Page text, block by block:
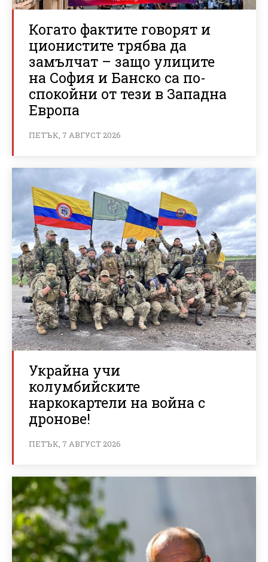
Когато фактите говорят и
ционистите трябва да
замълчат – защо улиците
на София и Банско са по-
спокойни от тези в Западна
Европа
ПЕТЪК, 7 АВГУСТ 2026
Украйна учи
колумбийските
наркокартели на война с
дронове!
ПЕТЪК, 7 АВГУСТ 2026